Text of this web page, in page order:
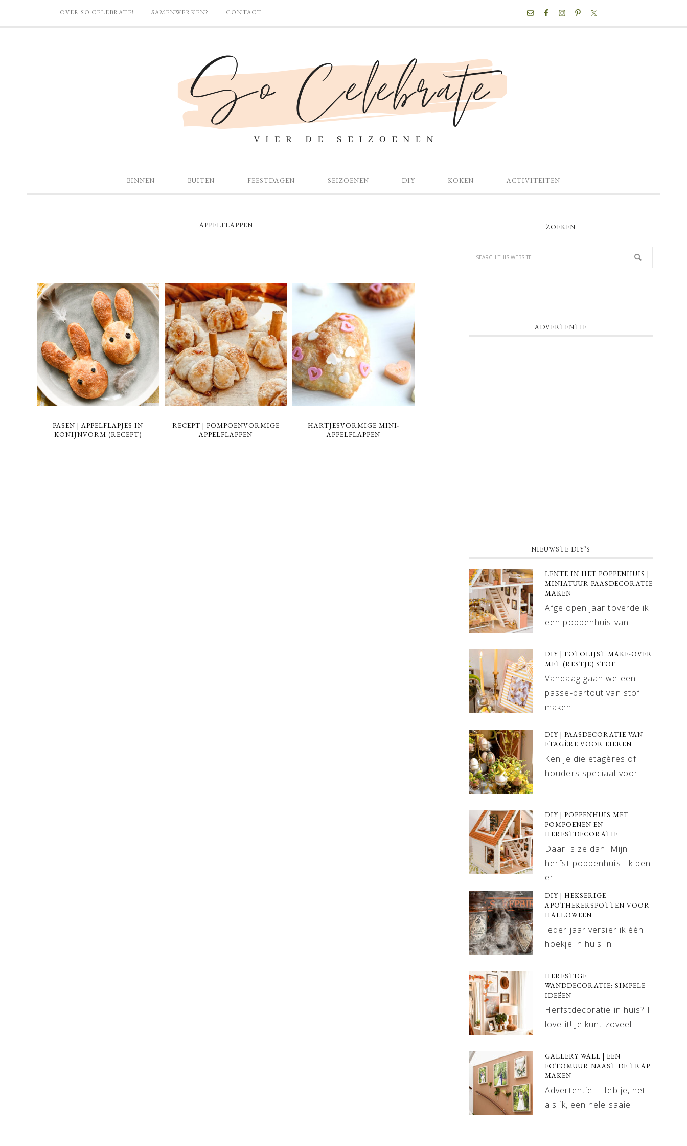
OVER SO CELEBRATE! SAMENWERKEN? CONTACT
BINNEN BUITEN FEESTDAGEN SEIZOENEN DIY KOKEN ACTIVITEITEN
APPELFLAPPEN
PASEN | APPELFLAPJES IN
KONIJNVORM (RECEPT)
RECEPT | POMPOENVORMIGE
APPELFLAPPEN
HARTJESVORMIGE MINI-
APPELFLAPPEN
ZOEKEN
ADVERTENTIE
NIEUWSTE DIY’S
LENTE IN HET POPPENHUIS |
MINIATUUR PAASDECORATIE
MAKEN
Afgelopen jaar toverde ik
een poppenhuis van
DIY | FOTOLIJST MAKE-OVER
MET (RESTJE) STOF
Vandaag gaan we een
passe-partout van stof
maken!
DIY | PAASDECORATIE VAN
ETAGÈRE VOOR EIEREN
Ken je die etagères of
houders speciaal voor
DIY | POPPENHUIS MET
POMPOENEN EN
HERFSTDECORATIE
Daar is ze dan! Mijn
herfst poppenhuis. Ik ben
er
DIY | HEKSERIGE
APOTHEKERSPOTTEN VOOR
HALLOWEEN
Ieder jaar versier ik één
hoekje in huis in
HERFSTIGE
WANDDECORATIE: SIMPELE
IDEËEN
Herfstdecoratie in huis? I
love it! Je kunt zoveel
GALLERY WALL | EEN
FOTOMUUR NAAST DE TRAP
MAKEN
Advertentie - Heb je, net
als ik, een hele saaie